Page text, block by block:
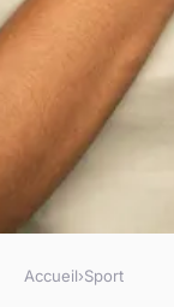
SPORT
Accueil›Sport